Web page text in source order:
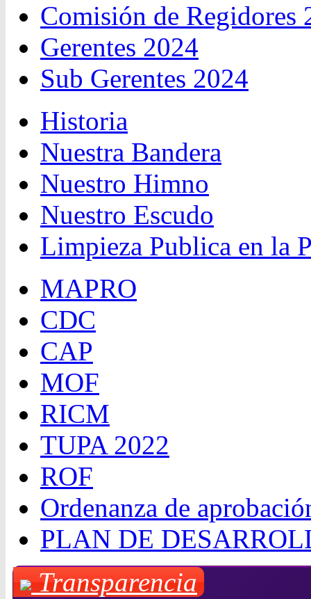
Comisión de Regidores
Gerentes 2024
Sub Gerentes 2024
Historia
Nuestra Bandera
Nuestro Himno
Nuestro Escudo
Limpieza Publica en la
MAPRO
CDC
CAP
MOF
RICM
TUPA 2022
ROF
Ordenanza de
PLAN DE
Transparencia